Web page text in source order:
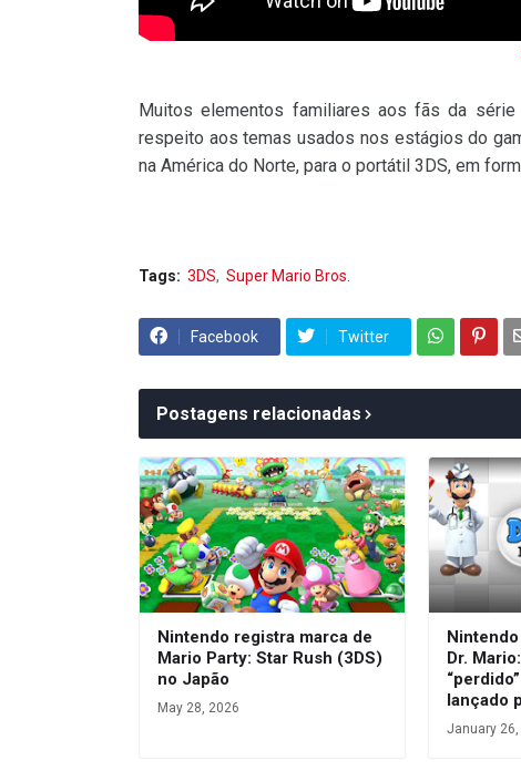
Muitos elementos familiares aos fãs da
respeito aos temas usados nos estágios do
na América do Norte, para o portátil 3DS, em
Tags: 3DS Super Mario Bros.
Facebook Twitter
Postagens relacionadas
Nintendo registra marca de
Mario Party: Star Rush (3DS)
no Japão
May 28, 2026
Dr.
lançado
January 26,